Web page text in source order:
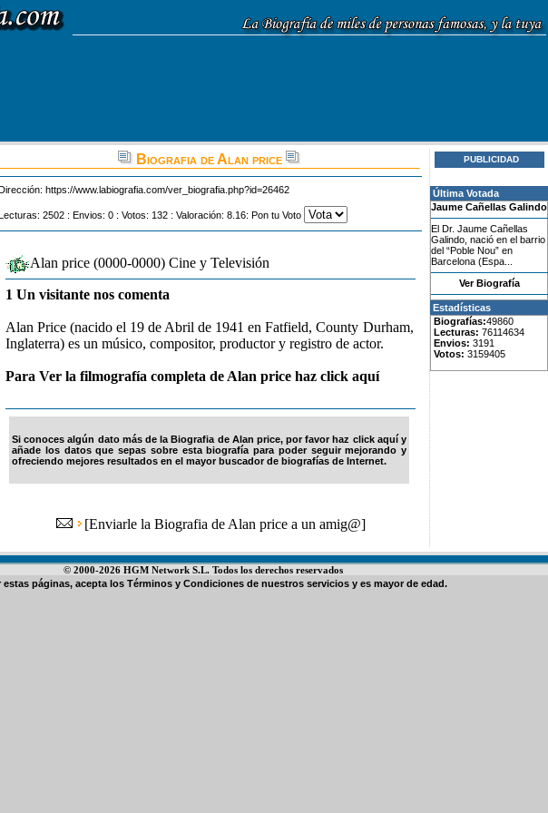
Biografia de Alan price
https://www.labiografia.com/ver_biografia.php?id=26462
2502 : Envios: 0 : Votos: 132 : Valoración: 8.16: Pon tu Voto
Alan price (0000-0000) Cine y Televisión
1 Un visitante nos comenta
Alan Price (nacido el 19 de Abril de 1941 en Fatfield, County Durham,
Inglaterra) es un músico, compositor, productor y registro de actor.
Para Ver la filmografía completa de Alan price haz click aquí
Si conoces algún dato más de la Biografia de Alan price, por favor haz click aquí y
añade los datos que sepas sobre esta biografía para poder seguir mejorando y
ofreciendo mejores resultados en el mayor buscador de biografías de Internet.
[Enviarle la Biografia de Alan price a un amig@]
PUBLICIDAD
Última Votada
Jaume Cañellas Galindo
El Dr. Jaume Cañellas
Galindo, nació en el barrio
del “Poble Nou” en
Barcelona (Espa...
Ver Biografía
Estadísticas
Biografías:49860
Lecturas: 76114634
Envios: 3191
Votos: 3159405
© 2000-2026 HGM Network S.L. Todos los derechos reservados
estas páginas, acepta los Términos y Condiciones de nuestros servicios y es mayor de edad.